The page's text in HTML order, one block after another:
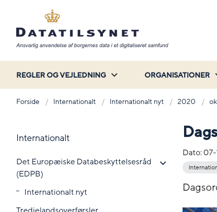
REGLER OG VEJLEDNING ORGANISATIONER
Forside Internationalt Internationalt nyt 2020
Internationalt
Det Europæiske Databeskyttelsesråd
(EDPB)
Internationalt nyt
Dato: